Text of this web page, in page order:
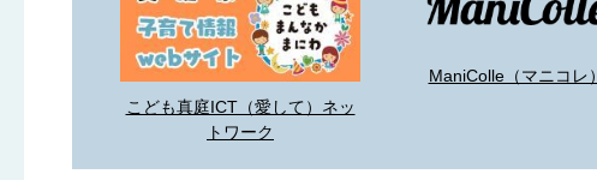
こども真庭ICT（愛して）ネッ
トワーク
ManiColle（マニコレ）